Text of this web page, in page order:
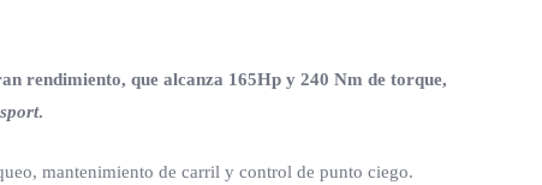
rendimiento, que alcanza 165Hp y 240 Nm de torque,
sport.
mantenimiento de carril y control de punto ciego.